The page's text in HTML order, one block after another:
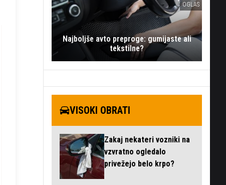
OGLAS
Najboljše avto preproge: gumijaste ali
tekstilne?
VISOKI OBRATI
Zakaj nekateri vozniki na
vzvratno ogledalo
privežejo belo krpo?